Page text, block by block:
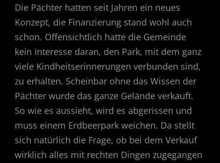
Die Pächter hatten seit Jahren ein neues
Konzept, die Finanzierung stand wohl auch
schon. Offensichtlich hatte die Gemeinde
kein Interesse daran, den Park, mit dem ganz
viele Kindheitserinnerungen verbunden sind,
zu erhalten. Scheinbar ohne das Wissen der
Pächter wurde das ganze Gelände verkauft.
So wie es aussieht, wird es abgerissen und
muss einem Erdbeerpark weichen. Da stellt
sich natürlich die Frage, ob bei dem Verkauf
wirklich alles mit rechten Dingen zugegangen